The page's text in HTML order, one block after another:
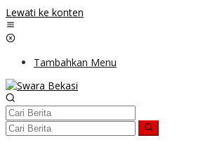
Lewati ke konten
Tambahkan Menu